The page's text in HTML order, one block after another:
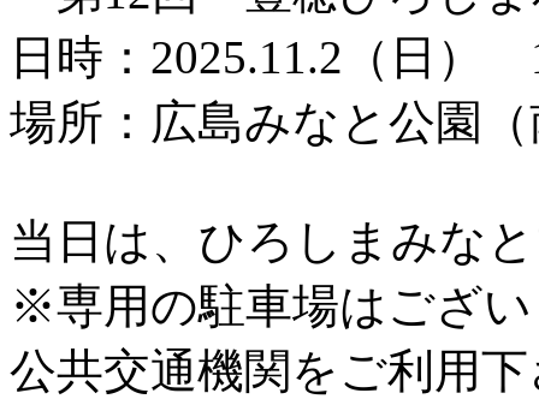
日時：2025.11.2（日）
場所：広島みなと公園
当日は、ひろしまみな
※専用の駐車場はござ
公共交通機関をご利用